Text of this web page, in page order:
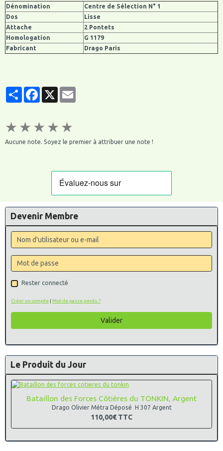
Dénomination
Centre de Sélection N° 1
Dos
Lisse
Attache
2 Pontets
Homologation
G 1179
Fabricant
Drago Paris
PartagerFacebook
★ ★ ★ ★ ★
Aucune note. Soyez le premier à attribuer une note !
Devenir Membre
Rester connecté
Créer un compte | Mot de passe perdu ?
Valider
Le Produit du Jour
Bataillon des Forces Côtières du TONKIN, Argent
Drago Olivier Métra Déposé H 307 Argent
110,00€ TTC